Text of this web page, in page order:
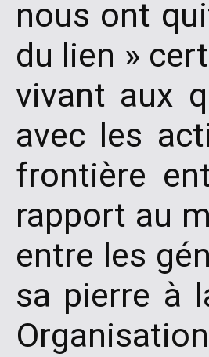
nous ont
du lien »
vivant aux
avec les
frontière
rapport au
entre les
sa pierre à